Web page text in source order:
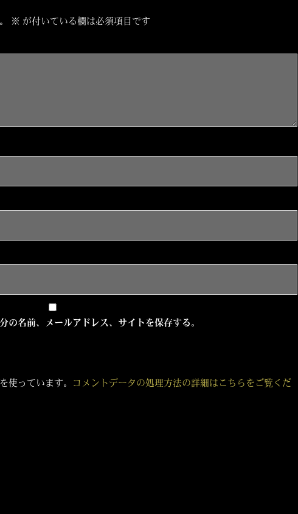
※ が付いている欄は必須項目です
の名前、メールアドレス、サイトを保存する。
使っています。
コメントデータの処理方法の詳細はこちらをご覧くだ